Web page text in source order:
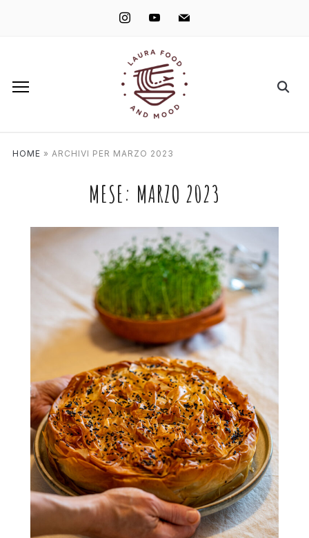
instagramyoutube mail
HOME » ARCHIVI PER MARZO 2023
MESE: MARZO 2023